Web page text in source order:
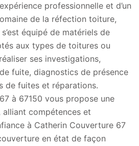
professionnelle et d’un
de la réfection toiture,
équipé de matériels de
aux types de toitures ou
ses investigations,
fuite, diagnostics de présence
de fuites et réparations.
à 67150 vous propose une
compétences et
à Catherin Couverture 67
en état de façon